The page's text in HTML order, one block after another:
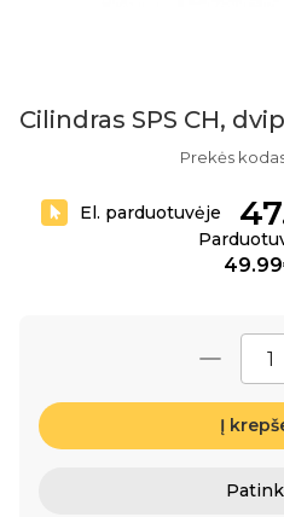
Cilindras SPS CH,
Prekės
El. parduotuvėje
Į